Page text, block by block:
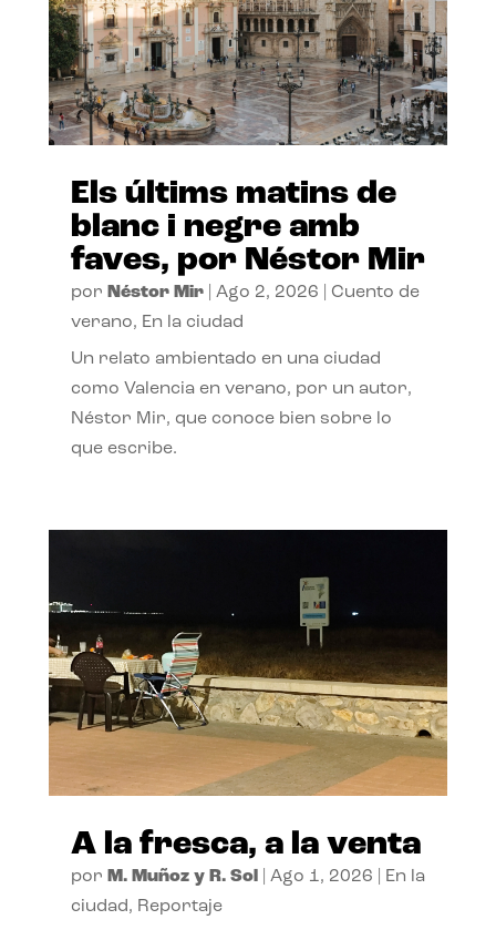
Els últims matins de
blanc i negre amb
faves, por Néstor Mir
por Néstor Mir| Ago 2, 2026
Cuento de
verano, En la ciudad
Un relato ambientado en una ciudad
como Valencia en verano, por un autor,
Néstor Mir, que conoce bien sobre lo
que escribe.
A la fresca, a la venta
por M. Muñoz y R. Sol| Ago 1, 2026
En la
ciudad, Reportaje